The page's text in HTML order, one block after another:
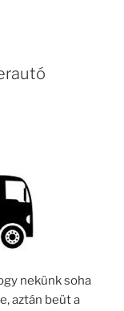
nekünk soha
aztán beüt a